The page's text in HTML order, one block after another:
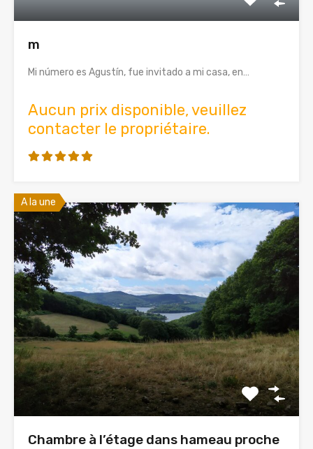
m
Mi número es Agustín, fue invitado a mi casa, en…
Aucun prix disponible, veuillez
contacter le propriétaire.
A la une
Chambre à l’étage dans hameau proche